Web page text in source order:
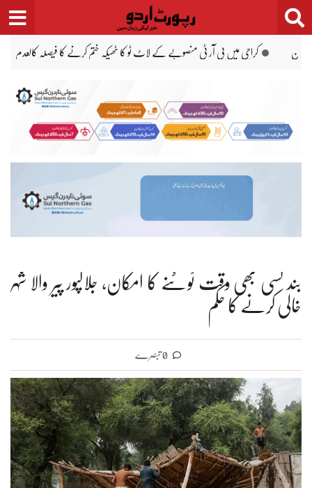
Skip
to
عرب، ترکیہ دفاعی معاہدے پر شیخ قیصر محمود کی مبارکباد میر رضا کی قبر کشائی کل ہوگی،
بند کسی بھی وقت ٹوٹنے کا امکان، جلالپور پیر والا شہر
خالی کرنے کا حکم
0 تبصرے